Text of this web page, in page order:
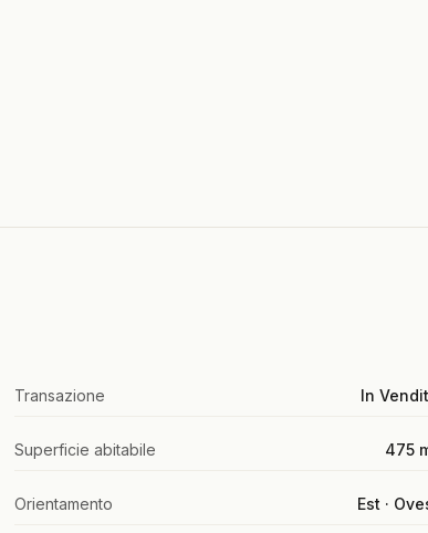
Transazione In
Superficie abitabile 475
Orientamento Est ·